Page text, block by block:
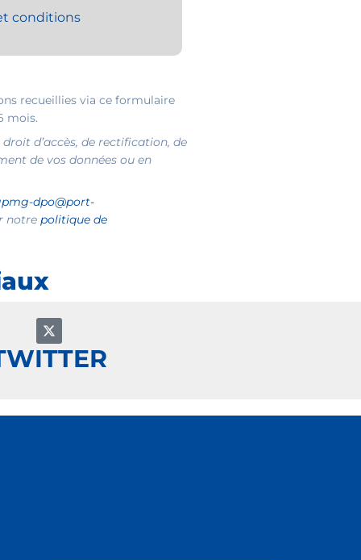
conditions
recueillies via ce formulaire
mois.
d’accès, de rectification, de
de vos données ou en
dpo@port-
notrepolitique de